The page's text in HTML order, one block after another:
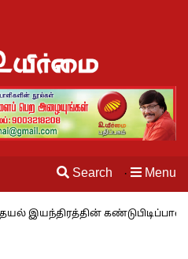
Search · Menu
கண்டுபிடிப்பாளர் யார்? -